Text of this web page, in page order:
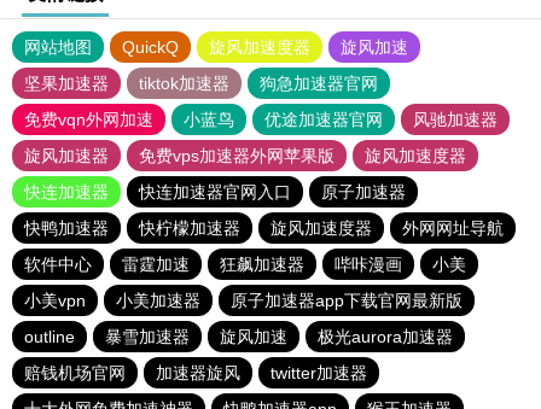
网站地图 QuickQ 旋风加速度器
旋风加速
坚果加速器
tiktok加速器
狗急加速器官网
免费vqn外网加速
小蓝鸟 优途加速器官网
风驰加速器
旋风加速器
免费vps加速器外网苹果版
旋风加速度器
快连加速器
快连加速器官网入口
原子加速器
快鸭加速器
快柠檬加速器 旋风加速度器
外网网址导航
软件中心
雷霆加速 狂飙加速器 哔咔漫画
小美
小美vpn
小美加速器
原子加速器app下载官网最新版
outline
暴雪加速器 旋风加速
极光aurora加速器
赔钱机场官网
加速器旋风
twitter加速器